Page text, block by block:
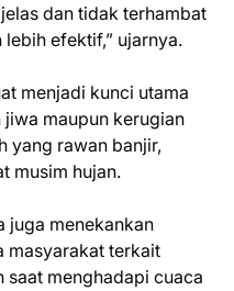
dan tidak terhambat
efektif,” ujarnya.
menjadi kunci utama
maupun kerugian
yang rawan banjir,
musim hujan.
juga menekankan
masyarakat terkait
saat menghadapi cuaca